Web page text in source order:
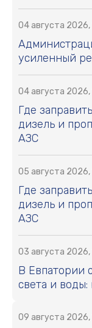
04 августа 2026,
усиленный
04 августа 2026,
Где
дизель и
АЗС
05 августа 2026,
Где
дизель и
АЗС
03 августа 2026,
В Евпатории
света и воды:
09 августа 2026,